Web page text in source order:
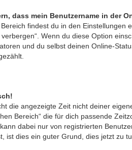
dass mein Benutzername in der
findest du in den Einstellungen
Wenn du diese Option
und du selbst deinen Online-
die angezeigte Zeit nicht deiner
Bereich“ die für dich passende
dabei nur von registrierten
ist dies ein guter Grund, dies jetzt zu